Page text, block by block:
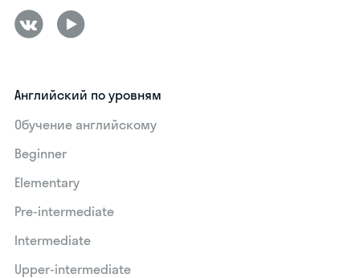
Английский по уровням
Обучение английскому
Beginner
Elementary
Pre-intermediate
Intermediate
Upper-intermediate